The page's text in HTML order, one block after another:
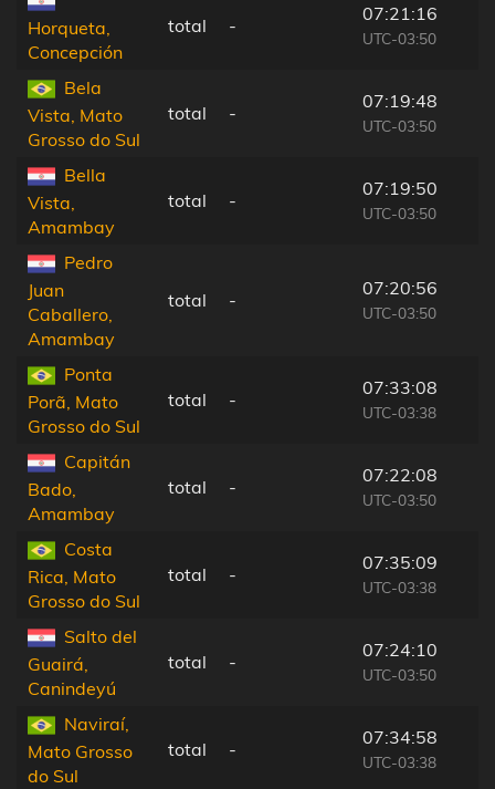
Horqueta,
Concepción
total -
07:21:16
UTC-03:50
Bela
Vista, Mato
Grosso do Sul
total -
07:19:48
UTC-03:50
Bella
Vista,
Amambay
total -
07:19:50
UTC-03:50
Pedro
Juan
Caballero,
Amambay
total -
07:20:56
UTC-03:50
Ponta
Porã, Mato
Grosso do Sul
total -
07:33:08
UTC-03:38
Capitán
Bado,
Amambay
total -
07:22:08
UTC-03:50
Costa
Rica, Mato
Grosso do Sul
total -
07:35:09
UTC-03:38
Salto del
Guairá,
Canindeyú
total -
07:24:10
UTC-03:50
Naviraí,
Mato Grosso
do Sul
total -
07:34:58
UTC-03:38